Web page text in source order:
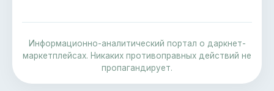
Информационно-аналитический портал о даркнет-
маркетплейсах. Никаких противоправных действий не
пропагандирует.